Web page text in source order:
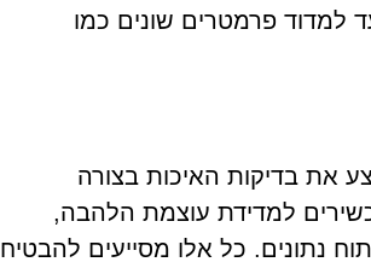
למדוד פרמטרים שונים כמו
את בדיקות האיכות בצורה
למדידת עוצמת הלהבה,
נתונים. כל אלו מסייעים להבטיח